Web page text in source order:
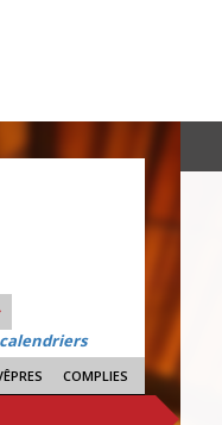
COMPLIES